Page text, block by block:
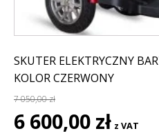
SKUTER ELEKTRYCZNY
KOLOR CZERWONY
7 050,00zł
Pierwotna
cena
6 600,00 zł cena
z VAT